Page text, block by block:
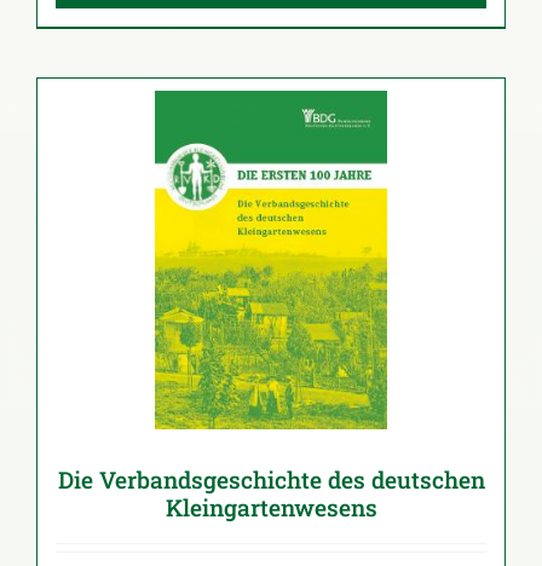
Die Verbandsgeschichte des deutschen
Kleingartenwesens